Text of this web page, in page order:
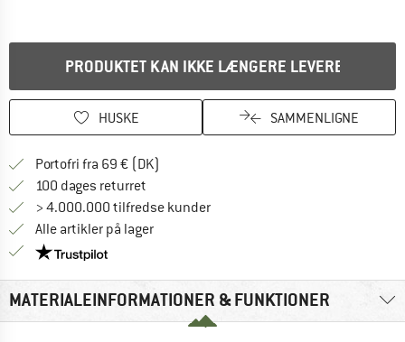
PRODUKTET KAN IKKE LÆNGERE LEVERES
HUSKE SAMMENLIGNE
Portofri fra 69 € (DK)
100 dages returret
> 4.000.000 tilfredse kunder
Alle artikler på lager
Vi er Trustpilot-certificeret - oplysningerne får du
MATERIALEINFORMATIONER & FUNKTIONER